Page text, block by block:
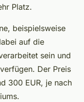
Platz.
beispielsweise
auf die
sein und
Der Preis
300 EUR, je nach